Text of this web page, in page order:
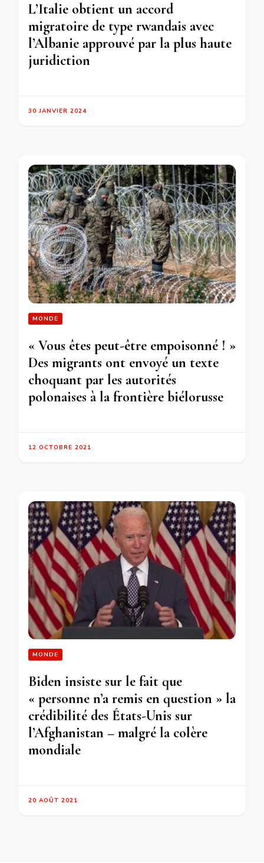
L’Italie obtient un accord
migratoire de type rwandais avec
l’Albanie approuvé par la plus haute
juridiction
30 JANVIER 2024
MONDE
« Vous êtes peut-être empoisonné ! »
Des migrants ont envoyé un texte
choquant par les autorités
polonaises à la frontière biélorusse
12 OCTOBRE 2021
MONDE
Biden insiste sur le fait que
« personne n’a remis en question » la
crédibilité des États-Unis sur
l’Afghanistan – malgré la colère
mondiale
20 AOÛT 2021